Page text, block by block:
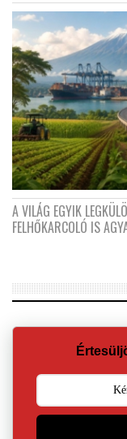
A VILÁG EGYIK
FELHŐKARCOLÓ IS